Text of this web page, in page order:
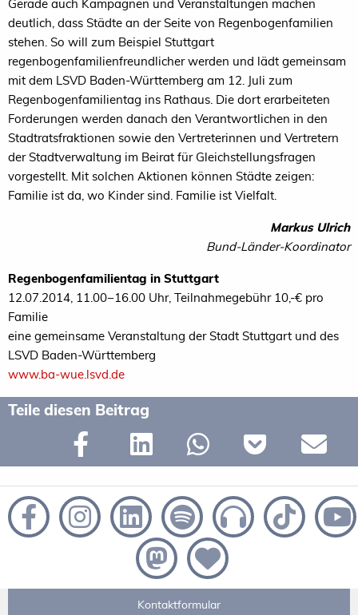
Gerade auch Kampagnen und Veranstaltungen machen
deutlich, dass Städte an der Seite von Regenbogenfamilien
stehen. So will zum Beispiel Stuttgart
regenbogenfamilienfreundlicher werden und lädt gemeinsam
mit dem LSVD Baden-Württemberg am 12. Juli zum
Regenbogenfamilientag ins Rathaus. Die dort erarbeiteten
Forderungen werden danach den Verantwortlichen in den
Stadtratsfraktionen sowie den Vertreterinnen und Vertretern
der Stadtverwaltung im Beirat für Gleichstellungsfragen
vorgestellt. Mit solchen Aktionen können Städte zeigen:
Familie ist da, wo Kinder sind. Familie ist Vielfalt.
Markus Ulrich
Bund-Länder-Koordinator
Regenbogenfamilientag in Stuttgart
12.07.2014, 11.00−16.00 Uhr, Teilnahmegebühr 10,-€ pro
Familie
eine gemeinsame Veranstaltung der Stadt Stuttgart und des
LSVD Baden-Württemberg
www.ba-wue.lsvd.de
Teile diesen Beitrag
Kontaktformular